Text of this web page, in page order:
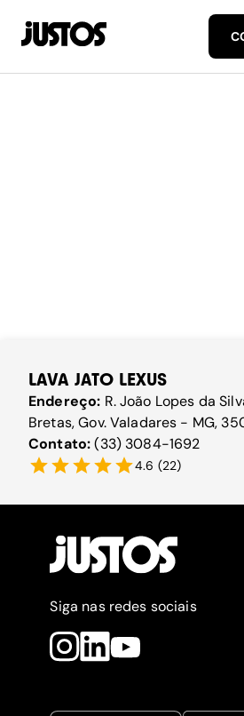
LAVA JATO LEXUS
Endereço: R. João Lopes da
Bretas, Gov. Valadares - MG,
Contato:(33) 3084-1692
4.6 (22)
Siga nas redes sociais